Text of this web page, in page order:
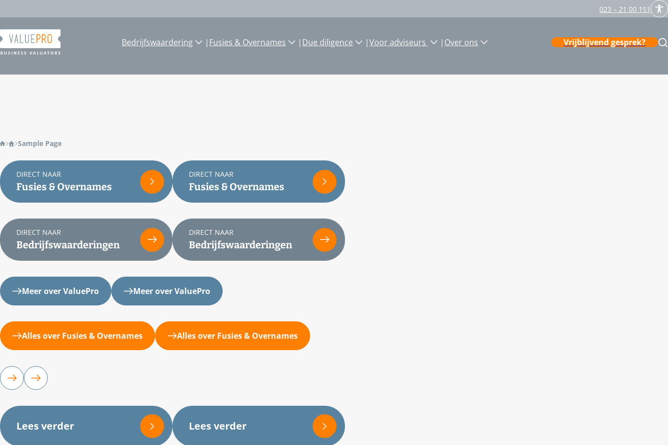
naar
de
inhoud
023 – 21 00 151
Bedrijfswaardering | Fusies & Overnames | Due diligence |Voor adviseurs | Over ons Vrijblijvend gesprek?
Sample Page
DIRECT NAAR
Fusies & Overnames
DIRECT NAAR
Fusies & Overnames
DIRECT NAAR
Bedrijfswaarderingen
DIRECT NAAR
Bedrijfswaarderingen
Meer over ValuePro Meer over ValuePro
Alles over Fusies & Overnames Alles over Fusies & Overnames
Lees verder Lees verder